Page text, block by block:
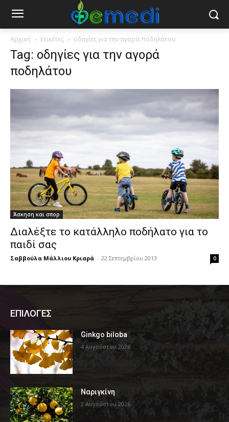
Αρχική Ετικέτες οδηγίες για την αγορά ποδηλάτου
Tag: οδηγίες για την αγορά
ποδηλάτου
Άσκηση και σπορ
Διαλέξτε το κατάλληλο ποδήλατο για το
παιδί σας
Σαββούλα Μάλλιου Κριαρά - 22 Σεπτεμβρίου 2013 0
ΕΠΙΛΟΓΕΣ
Ginkgo biloba
4 Αυγούστου 2026
Ναριγκίνη
2 Αυγούστου 2026